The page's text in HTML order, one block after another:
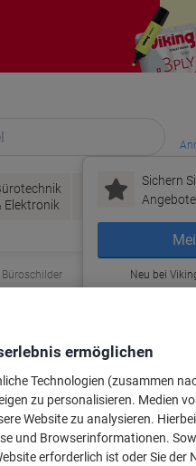
Sichern
Neu bei
Elektronik
Tinte &
Toner
Papier,
& Pakete
Büroschilder
14,9 x 10,6
Mehr Kaufen,Mehr Sparen
CHF 14.95
pro Stück
Ab 2 Stück
CHF 16.16 inkl. MwSt
ermöglichen
Technologien (zusammen
zu personalisieren. Medien
Website zu analysieren.
und Browserinformationen.
erforderlich ist oder Sie der